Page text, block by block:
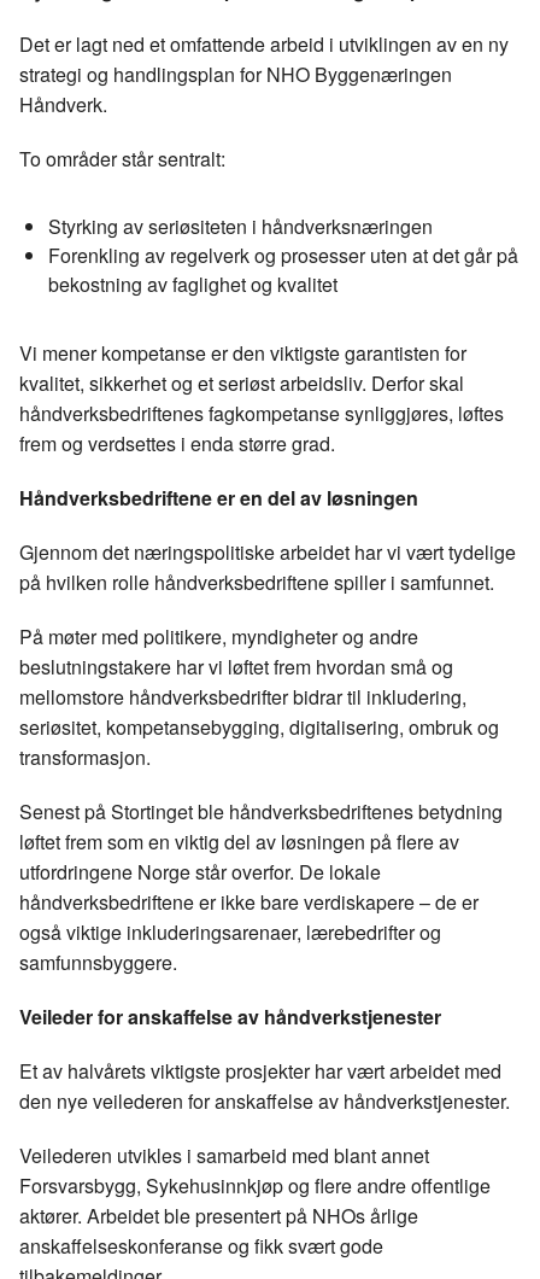
Det er lagt ned et omfattende arbeid i utviklingen av en ny
strategi og handlingsplan for NHO Byggenæringen
Håndverk.
To områder står sentralt:
Styrking av seriøsiteten i håndverksnæringen
Forenkling av regelverk og prosesser uten at det går på
bekostning av faglighet og kvalitet
Vi mener kompetanse er den viktigste garantisten for
kvalitet, sikkerhet og et seriøst arbeidsliv. Derfor skal
håndverksbedriftenes fagkompetanse synliggjøres, løftes
frem og verdsettes i enda større grad.
Håndverksbedriftene er en del av løsningen
Gjennom det næringspolitiske arbeidet har vi vært tydelige
på hvilken rolle håndverksbedriftene spiller i samfunnet.
På møter med politikere, myndigheter og andre
beslutningstakere har vi løftet frem hvordan små og
mellomstore håndverksbedrifter bidrar til inkludering,
seriøsitet, kompetansebygging, digitalisering, ombruk og
transformasjon.
Senest på Stortinget ble håndverksbedriftenes betydning
løftet frem som en viktig del av løsningen på flere av
utfordringene Norge står overfor. De lokale
håndverksbedriftene er ikke bare verdiskapere – de er
også viktige inkluderingsarenaer, lærebedrifter og
samfunnsbyggere.
Veileder for anskaffelse av håndverkstjenester
Et av halvårets viktigste prosjekter har vært arbeidet med
den nye veilederen for anskaffelse av håndverkstjenester.
Veilederen utvikles i samarbeid med blant annet
Forsvarsbygg, Sykehusinnkjøp og flere andre offentlige
aktører. Arbeidet ble presentert på NHOs årlige
anskaffelseskonferanse og fikk svært gode